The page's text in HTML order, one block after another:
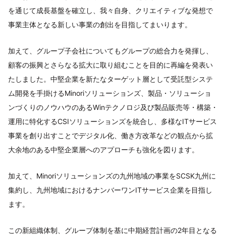
を通じて成長基盤を確立し、我々自身、クリエイティブな発想で
事業主体となる新しい事業の創出を目指してまいります。
加えて、グループ子会社についてもグループの総合力を発揮し、
顧客の振興とさらなる拡大に取り組むことを目的に再編を発表い
たしました。中堅企業を新たなターゲット層として受託型システ
ム開発を手掛けるMinoriソリューションズ、製品・ソリューショ
ンづくりのノウハウのあるWinテクノロジ及び製品販売等・構築・
運用に特化するCSIソリューションズを統合し、多様なITサービス
事業を創り出すことでデジタル化、働き方改革などの観点から拡
大余地のある中堅企業層へのアプローチも強化を図ります。
加えて、Minoriソリューションズの九州地域の事業をSCSK九州に
集約し、九州地域におけるナンバーワンITサービス企業を目指し
ます。
この新組織体制、グループ体制を基に中期経営計画の2年目となる